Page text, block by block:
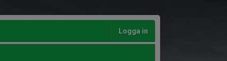
Logga in